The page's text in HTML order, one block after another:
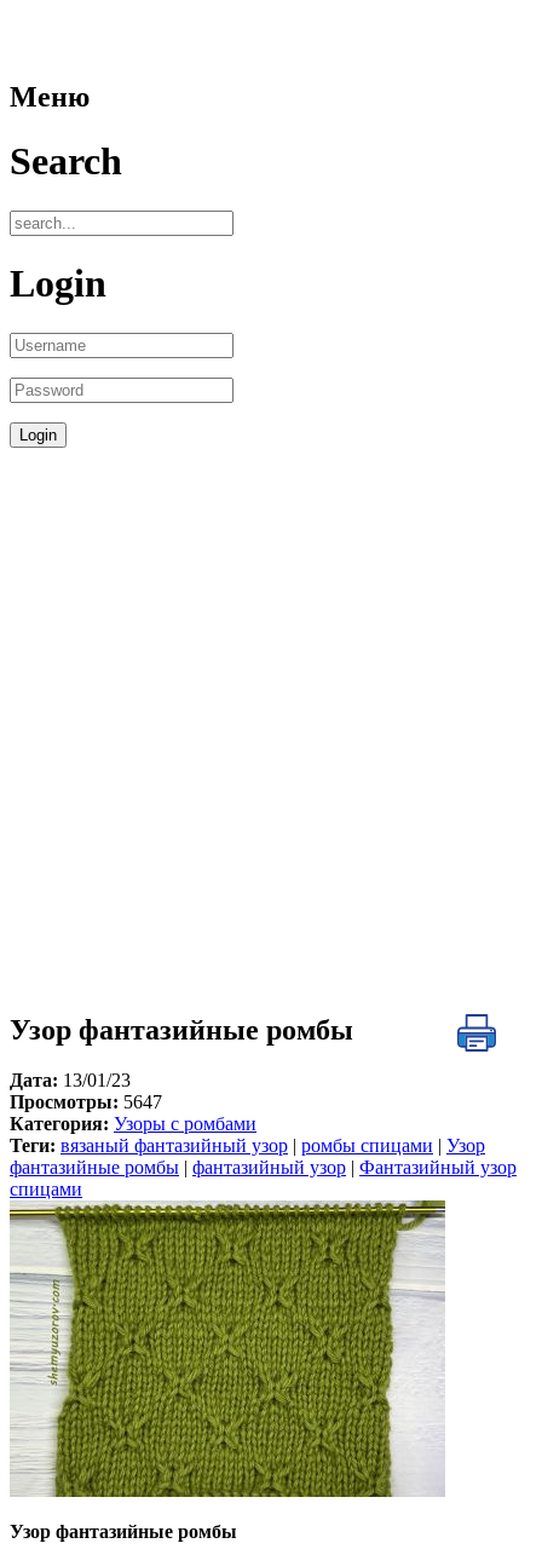
Меню
Search
Login
Узор фантазийные ромбы
Дата: 13/01/23
Просмотры: 5647
Категория: Узоры с ромбами
Теги: вязаный фантазийный узор ромбы спицами
Узор
фантазийные ромбы
фантазийный узор
Фантазийный узор
спицами
Узор фантазийные ромбы